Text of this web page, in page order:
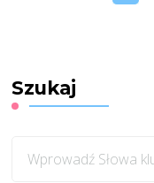
Szukaj
czegoś?